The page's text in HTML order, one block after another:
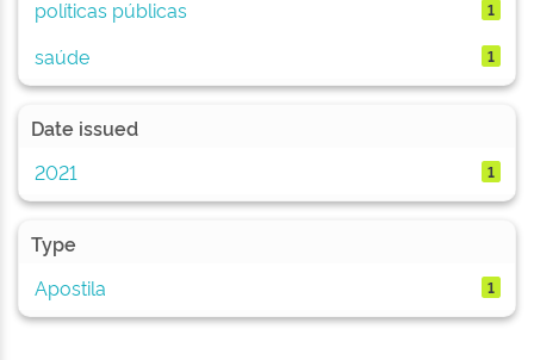
políticas públicas
1
saúde 1
Date issued
2021
1
Type
Apostila
1